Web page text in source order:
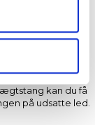
wrist wraps,
kan du få
på udsatte led.